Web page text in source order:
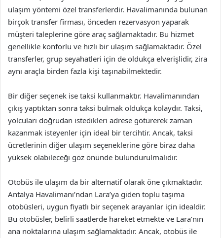
ulaşım yöntemi özel transferlerdir. Havalimanında bulunan
birçok transfer firması, önceden rezervasyon yaparak
müşteri taleplerine göre araç sağlamaktadır. Bu hizmet
genellikle konforlu ve hızlı bir ulaşım sağlamaktadır. Özel
transferler, grup seyahatleri için de oldukça elverişlidir, zira
aynı araçla birden fazla kişi taşınabilmektedir.
Bir diğer seçenek ise taksi kullanmaktır. Havalimanından
çıkış yaptıktan sonra taksi bulmak oldukça kolaydır. Taksi,
yolcuları doğrudan istedikleri adrese götürerek zaman
kazanmak isteyenler için ideal bir tercihtir. Ancak, taksi
ücretlerinin diğer ulaşım seçeneklerine göre biraz daha
yüksek olabileceği göz önünde bulundurulmalıdır.
Otobüs ile ulaşım da bir alternatif olarak öne çıkmaktadır.
Antalya Havalimanı’ndan Lara’ya giden toplu taşıma
otobüsleri, uygun fiyatlı bir seçenek arayanlar için idealdir.
Bu otobüsler, belirli saatlerde hareket etmekte ve Lara’nın
ana noktalarına ulaşım sağlamaktadır. Ancak, otobüs ile